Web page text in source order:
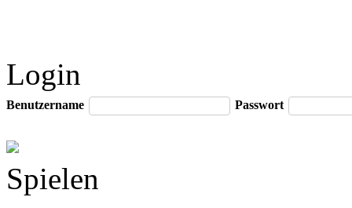
Login
Benutzername Passwort
Spielen